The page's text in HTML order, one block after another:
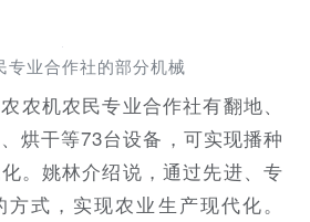
专业合作社的部分机械
农机农民专业合作社有翻地、
烘干等73台设备，可实现播种
。姚林介绍说，通过先进、专
式，实现农业生产现代化。